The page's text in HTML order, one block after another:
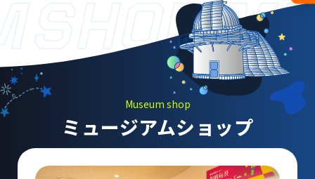
アクセス
山梨県立科学館について
団体予約受付
Museum shop
ミュージアムショップ